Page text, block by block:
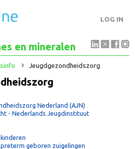
LOG IN
en mineralen
Jeugdgezondheidszorg
Nederland (AJN)
- Nederlands Jeugdinstituut
kinderen